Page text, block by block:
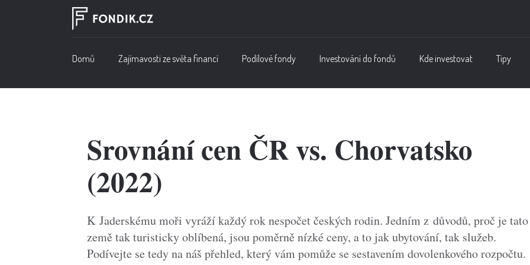
Domů Zajímavosti ze světa financí Podílové fondy Investování do fondů Kde investovat Tipy
Srovnání cen ČR vs. Chorvatsko
(2022)
K Jaderskému moři vyráží každý rok nespočet českých rodin. Jedním z důvodů, proč je tato
země tak turisticky oblíbená, jsou poměrně nízké ceny, a to jak ubytování, tak služeb.
Podívejte se tedy na náš přehled, který vám pomůže se sestavením dovolenkového rozpočtu.